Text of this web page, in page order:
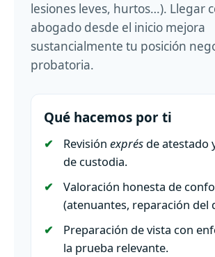
lesiones leves, hurtos…). Llegar
abogado desde el inicio mejora
sustancialmente tu posición
probatoria.
Qué hacemos por ti
Revisión exprés de atestado
de custodia.
Valoración honesta de
(atenuantes, reparación del
Preparación de vista con
la prueba relevante.